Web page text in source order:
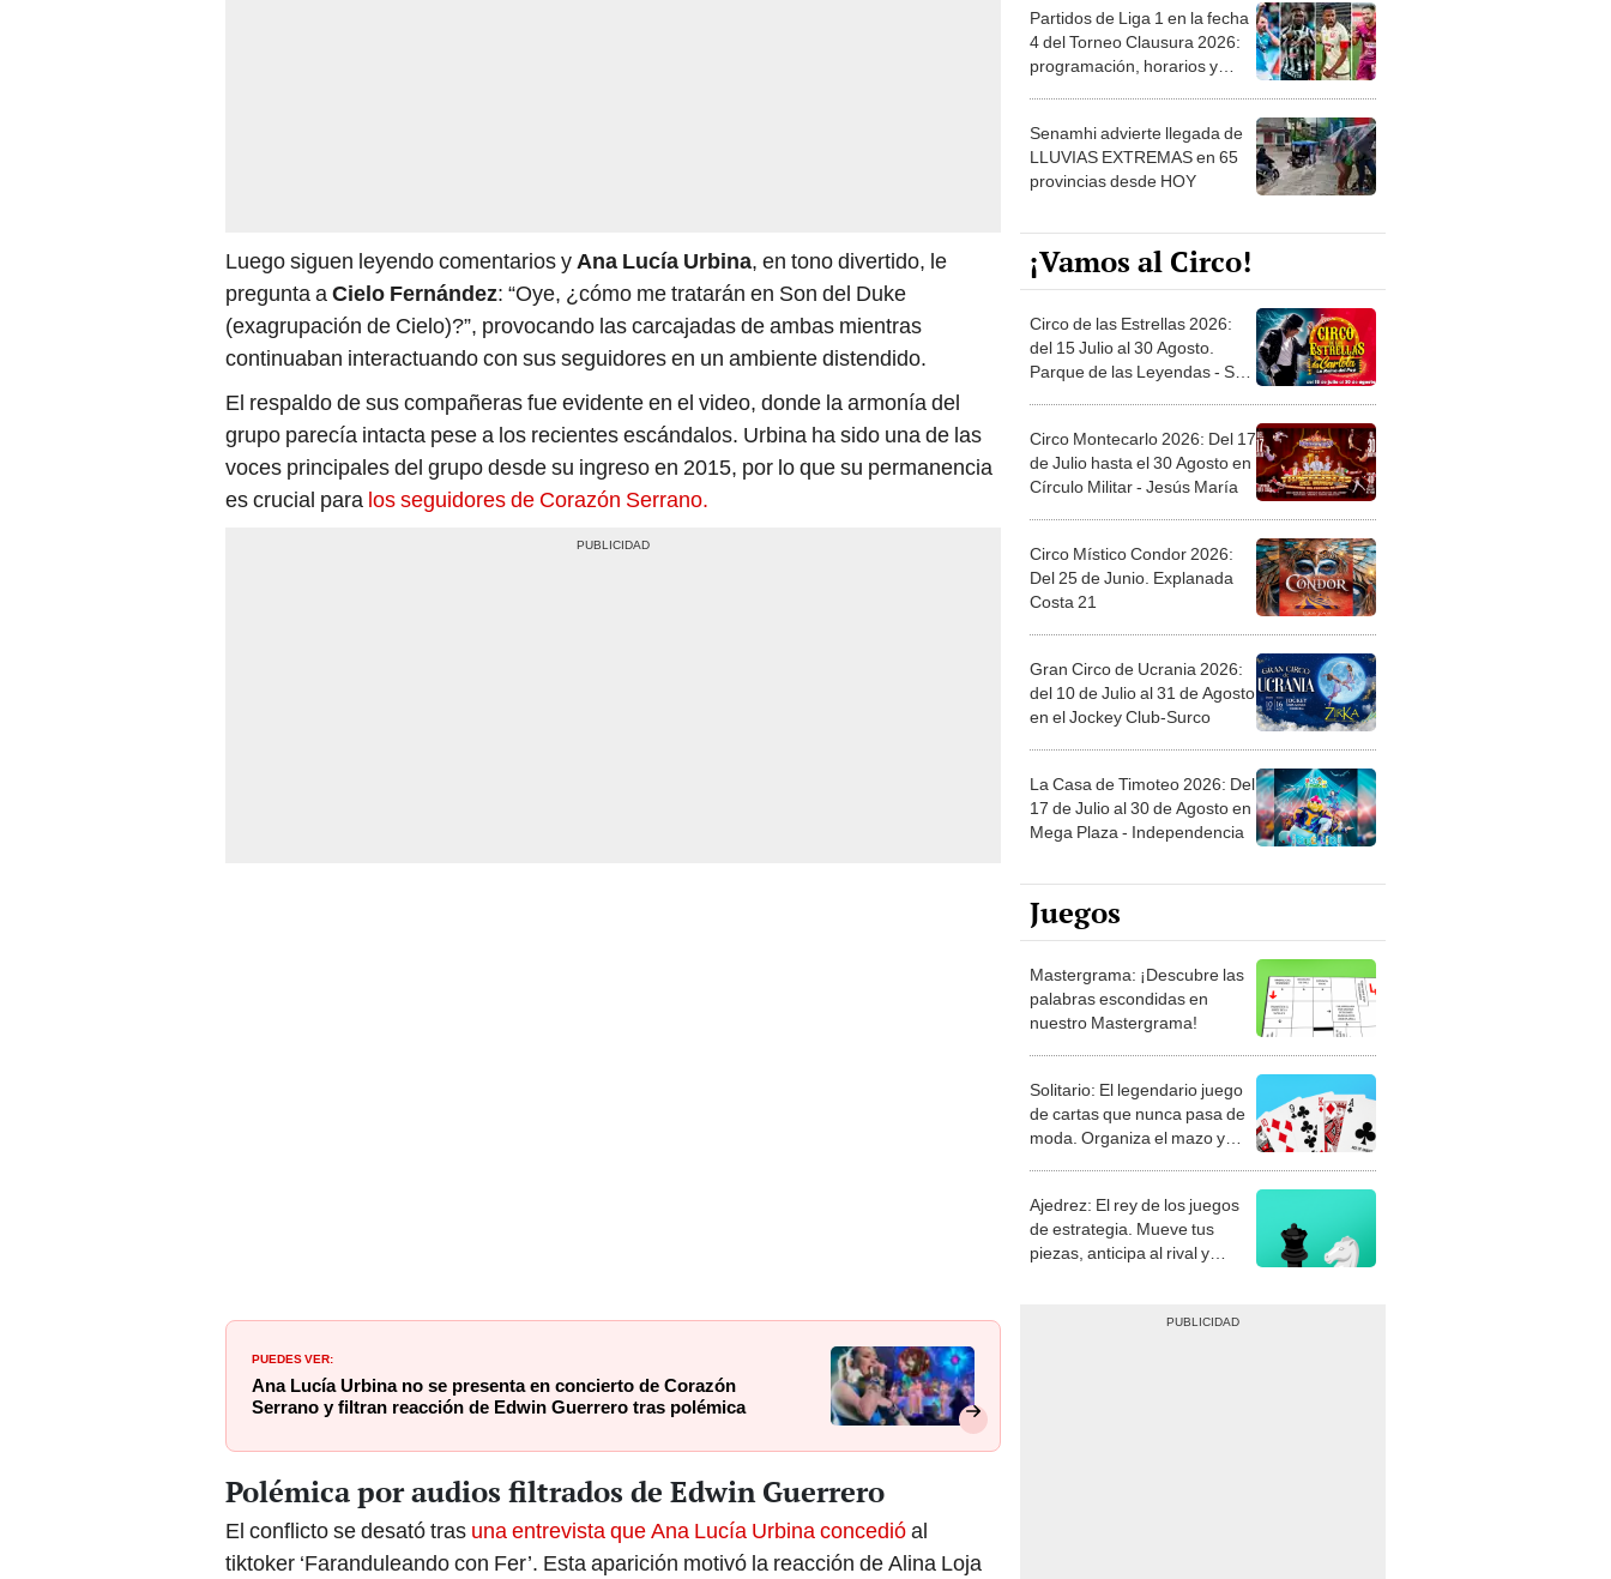
Luego siguen leyendo comentarios yAna Lucía Urbina, en tono divertido, le
pregunta aCielo Fernández: “Oye, ¿cómo me tratarán en Son del Duke
(exagrupación de Cielo)?”, provocando las carcajadas de ambas mientras
continuaban interactuando con sus seguidores en un ambiente distendido.
El respaldo de sus compañeras fue evidente en el video, donde la armonía del
grupo parecía intacta pese a los recientes escándalos. Urbina ha sido una de las
voces principales del grupo desde su ingreso en 2015, por lo que su permanencia
es crucial para los seguidores de Corazón Serrano.
PUEDES VER:
Ana Lucía Urbina no se presenta en concierto de Corazón
Serrano y filtran reacción de Edwin Guerrero tras polémica
Polémica por audios filtrados de Edwin Guerrero
El conflicto se desató tras una entrevista que Ana Lucía Urbina concedióal
tiktoker ‘Faranduleando con Fer’. Esta aparición motivó la reacción de Alina Loja
Partidos de Liga 1 en la fecha
4 del Torneo Clausura 2026:
programación, horarios y
Senamhi advierte llegada de
LLUVIAS EXTREMAS en 65
provincias desde HOY
¡Vamos al Circo!
Circo de las Estrellas 2026:
del 15 Julio al 30 Agosto.
Parque de las Leyendas - San
Circo Montecarlo 2026: Del 17
de Julio hasta el 30 Agosto en
Círculo Militar - Jesús María
Circo Místico Condor 2026:
Del 25 de Junio. Explanada
Costa 21
Gran Circo de Ucrania 2026:
del 10 de Julio al 31 de Agosto
en el Jockey Club-Surco
La Casa de Timoteo 2026: Del
17 de Julio al 30 de Agosto en
Mega Plaza - Independencia
Juegos
Mastergrama: ¡Descubre las
palabras escondidas en
nuestro Mastergrama!
Solitario: El legendario juego
de cartas que nunca pasa de
moda. Organiza el mazo y
Ajedrez: El rey de los juegos
de estrategia. Mueve tus
piezas, anticipa al rival y